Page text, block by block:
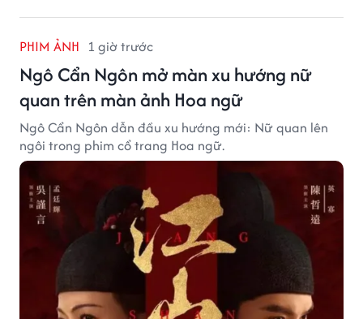
PHIM ẢNH 1 giờ trước
Ngô Cẩn Ngôn mở màn xu hướng nữ
quan trên màn ảnh Hoa ngữ
Ngô Cẩn Ngôn dẫn đầu xu hướng mới: Nữ quan lên
ngôi trong phim cổ trang Hoa ngữ.